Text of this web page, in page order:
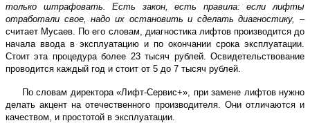
только штрафовать. Есть закон, есть правила: если лифты
отработали свое, надо их остановить и сделать диагностику, –
считает Мусаев. По его словам, диагностика лифтов производится до
начала ввода в эксплуатацию и по окончании срока эксплуатации.
Стоит эта процедура более 23 тысяч рублей. Освидетельствование
проводится каждый год и стоит от 5 до 7 тысяч рублей.
По словам директора «Лифт-Сервис+», при замене лифтов нужно
делать акцент на отечественного производителя. Они отличаются и
качеством, и простотой в эксплуатации.